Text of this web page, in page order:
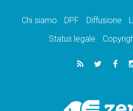
Chi siamo DPF Diffusione
Status legale